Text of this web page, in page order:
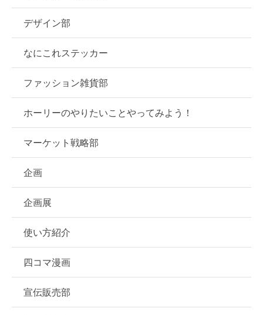
デザイン部
なにこれステッカー
ファッション雑貨部
ホーリーのやりたいことやってみよう！
マーケット戦略部
企画
企画展
使い方紹介
四コマ漫画
宣伝販売部